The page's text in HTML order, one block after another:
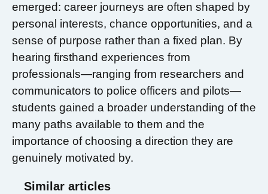
emerged: career journeys are often shaped by
personal interests, chance opportunities, and a
sense of purpose rather than a fixed plan. By
hearing firsthand experiences from
professionals—ranging from researchers and
communicators to police officers and pilots—
students gained a broader understanding of the
many paths available to them and the
importance of choosing a direction they are
genuinely motivated by.
Similar articles